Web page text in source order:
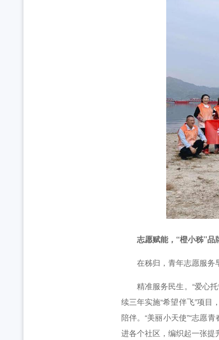
志愿赋能，“橙小秭”品
在秭归，青年志愿服务
精准服务民生。“爱心托
续三年实施“希望伴飞”项
陪伴。“美丽小天使”“志愿
进各个社区，编织起一张